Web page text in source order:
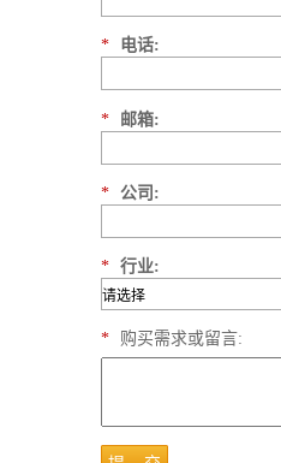
* 电话:
* 邮箱:
* 公司:
* 行业:
* 购买需求或留言: